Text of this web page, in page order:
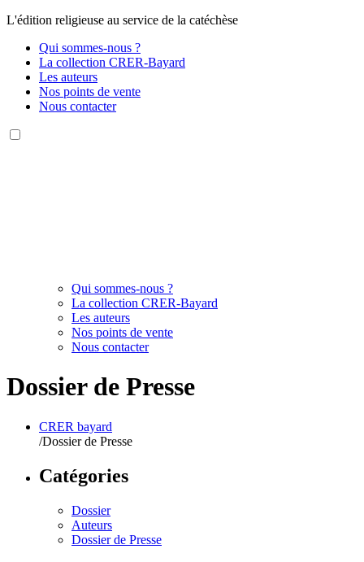
L'édition religieuse au service de la catéchèse
Qui sommes-nous ?
La collection CRER-Bayard
Les auteurs
Nos points de vente
Nous contacter
Qui sommes-nous ?
La collection CRER-Bayard
Les auteurs
Nos points de vente
Nous contacter
Dossier de Presse
CRER bayard
/Dossier de Presse
Catégories
Dossier
Auteurs
Dossier de Presse